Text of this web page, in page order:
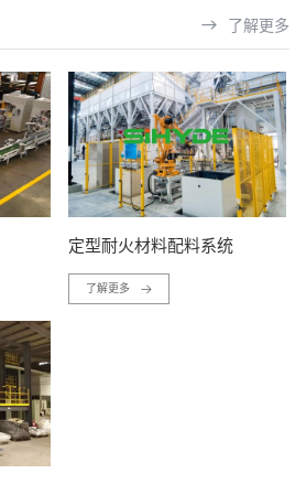
了解更多
定型耐火材料配料系统
了解更多